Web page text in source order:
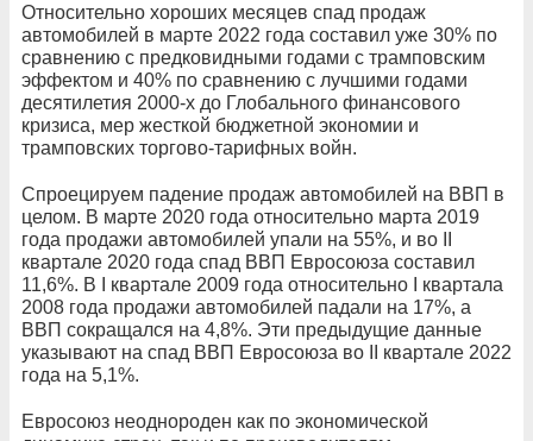
Относительно хороших месяцев спад продаж
автомобилей в марте 2022 года составил уже 30% по
сравнению с предковидными годами с трамповским
эффектом и 40% по сравнению с лучшими годами
десятилетия 2000-х до Глобального финансового
кризиса, мер жесткой бюджетной экономии и
трамповских торгово-тарифных войн.
Спроецируем падение продаж автомобилей на ВВП в
целом. В марте 2020 года относительно марта 2019
года продажи автомобилей упали на 55%, и во II
квартале 2020 года спад ВВП Евросоюза составил
11,6%. В I квартале 2009 года относительно I квартала
2008 года продажи автомобилей падали на 17%, а
ВВП сокращался на 4,8%. Эти предыдущие данные
указывают на спад ВВП Евросоюза во II квартале 2022
года на 5,1%.
Евросоюз неоднороден как по экономической